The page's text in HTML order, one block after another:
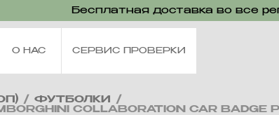
Бесплатная доставка во все
О НАС СЕРВИС ПРОВЕРКИ
/ ФУТБОЛКИ
/
COLLABORATION CAR BADGE